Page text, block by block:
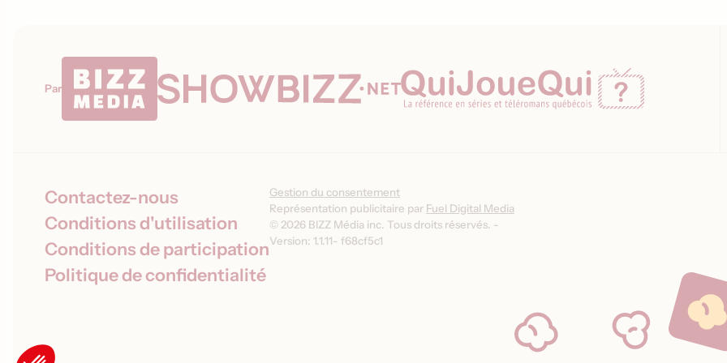
Par
Contactez-nous
Conditions d'utilisation
Conditions de participation
Politique de confidentialité
Gestion du consentement
Représentation publicitaire par Fuel Digital Media
© 2026 BIZZ Média inc. Tous droits réservés. -
Version: 1.1.11- f68cf5c1